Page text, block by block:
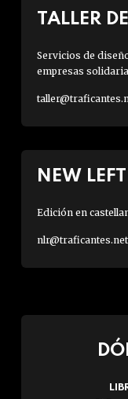
TALLER
Servicios de
empresas
NEW
Edición en
nlr@traficantes.net